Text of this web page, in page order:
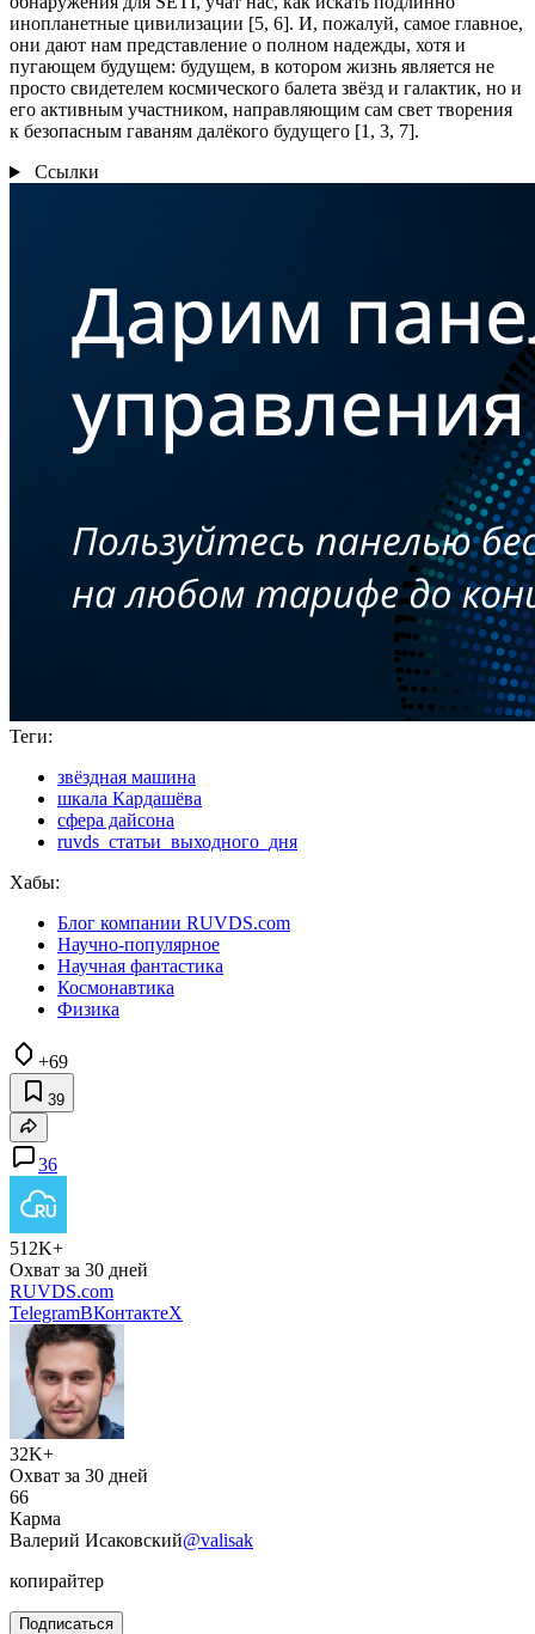
инопланетные цивилизации [5, 6]. И, пожалуй, самое главное,
они дают нам представление о полном надежды, хотя и
пугающем будущем: будущем, в котором жизнь является не
просто свидетелем космического балета звёзд и галактик, но и
его активным участником, направляющим сам свет творения
к безопасным гаваням далёкого будущего [1, 3, 7].
Ссылки
Теги:
звёздная машина
шкала Кардашёва
сфера дайсона
ruvds_статьи_выходного_дня
Хабы:
Блог компании RUVDS.com
Научно-популярное
Научная фантастика
Космонавтика
Физика
+69
39
36
512K+
Охват за 30 дней
RUVDS.com
TelegramВКонтактеX
32K+
Охват за 30 дней
66
Карма
Валерий Исаковский@valisak
копирайтер
Подписаться